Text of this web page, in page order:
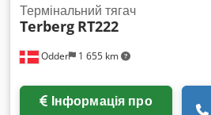
Odder 1 655 km
Термінальний тягач
Terberg RT222